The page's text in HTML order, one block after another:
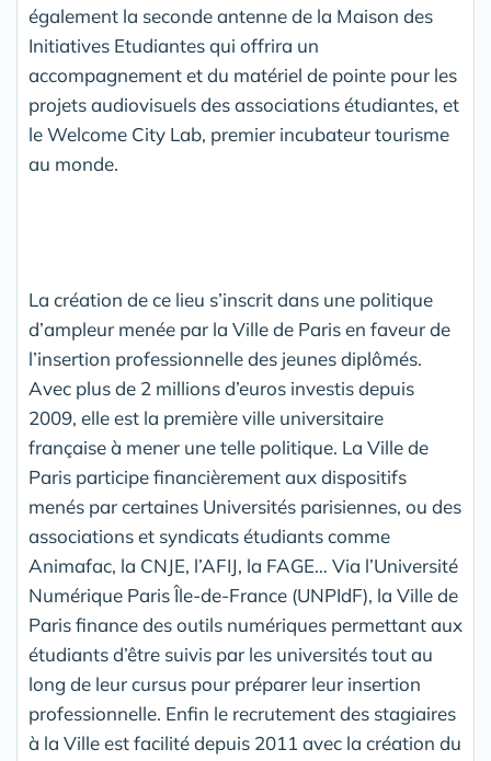
également la seconde antenne de la Maison des
Initiatives Etudiantes qui offrira un
accompagnement et du matériel de pointe pour les
projets audiovisuels des associations étudiantes, et
le Welcome City Lab, premier incubateur tourisme
au monde.
La création de ce lieu s’inscrit dans une politique
d’ampleur menée par la Ville de Paris en faveur de
l’insertion professionnelle des jeunes diplômés.
Avec plus de 2 millions d’euros investis depuis
2009, elle est la première ville universitaire
française à mener une telle politique. La Ville de
Paris participe financièrement aux dispositifs
menés par certaines Universités parisiennes, ou des
associations et syndicats étudiants comme
Animafac, la CNJE, l’AFIJ, la FAGE… Via l’Université
Numérique Paris Île-de-France (UNPIdF), la Ville de
Paris finance des outils numériques permettant aux
étudiants d’être suivis par les universités tout au
long de leur cursus pour préparer leur insertion
professionnelle. Enfin le recrutement des stagiaires
à la Ville est facilité depuis 2011 avec la création du